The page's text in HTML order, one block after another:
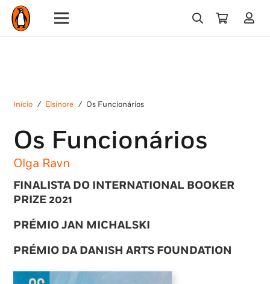
Início / Elsinore / Os Funcionários
Os Funcionários
Olga Ravn
FINALISTA DO INTERNATIONAL BOOKER
PRIZE 2021
PRÉMIO JAN MICHALSKI
PRÉMIO DA DANISH ARTS FOUNDATION